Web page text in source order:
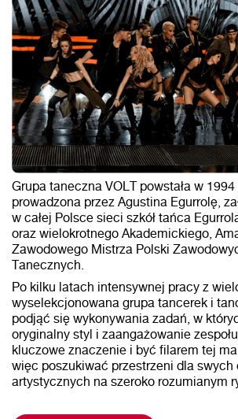
Grupa taneczna VOLT powstała w
prowadzona przez Agustina Egurrolę,
w całej Polsce sieci szkół tańca
oraz wielokrotnego Akademickiego,
Zawodowego Mistrza Polski
Tanecznych.
Po kilku latach intensywnej pracy z
wyselekcjonowana grupa tancerek i
podjąć się wykonywania zadań, w
oryginalny styl i zaangażowanie
kluczowe znaczenie i być filarem tej
więc poszukiwać przestrzeni dla swych
artystycznych na szeroko rozumianym